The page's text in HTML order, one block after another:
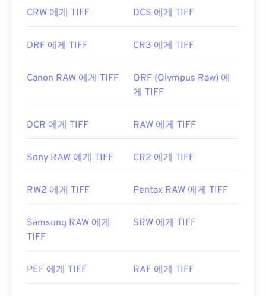
CRW 에게 TIFF DCS 에게 TIFF
DRF 에게 TIFF CR3 에게 TIFF
Canon RAW 에게 TIFF
ORF (Olympus Raw) 에
게 TIFF
DCR 에게 TIFF RAW 에게 TIFF
Sony RAW 에게 TIFF CR2 에게 TIFF
RW2 에게 TIFF Pentax RAW 에게 TIFF
Samsung RAW 에게
TIFF
SRW 에게 TIFF
PEF 에게 TIFF RAF 에게 TIFF